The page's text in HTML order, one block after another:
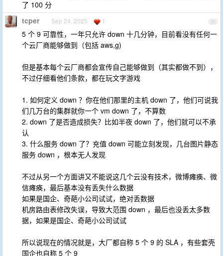
了 100 分
35
tcper Sep 24, 2025 1
5 个 9 可靠性，一年只允许 down 十几分钟，目前看没有任何一
个云厂商能够做到（包括 aws,g)
但是基本每个云厂商都会宣传自己能够做到（其实都做不到），
不过仔细看他们条款，都在玩文字游戏
1. 如何定义 down ？你在他们那里的主机 down 了，他们可说我
们几万台的集群就你一个 vm down 了，不算数
2. down 了是否造成损失？比如半夜 down 了，他们就可以不承
认
3. 什么服务 down 了？充值 down 可能立刻发现，几台图片静态
服务 down ，根本无人发现
不过从另一个方面讲又不能说这几个云没有技术，微博瘫痪、微
信瘫痪，最后基本没有丢失什么数据
如果是国企、奇葩小公司试试，绝对丢数据
机房路由表修改失误，导致大范围 down ，最后也没丢太多数
据，如果是国企、奇葩小公司试试
所以说现在的情况就是，大厂都自称 5 个 9 的 SLA ，有些套壳
国企也自称 5 个 9